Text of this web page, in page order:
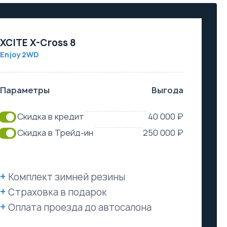
XCITE X-Cross 8
Enjoy 2WD
Параметры Выгода
Скидка в кредит
40 000 ₽
Скидка в Трейд-ин
250 000 ₽
Комплект зимней резины
Страховка в подарок
Оплата проезда до автосалона